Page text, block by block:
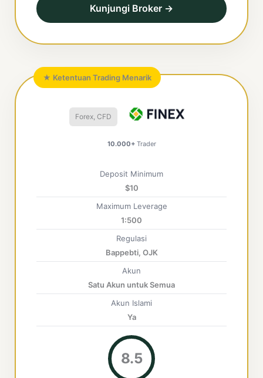
Kunjungi Broker →
★ Ketentuan Trading Menarik
Forex, CFD
10.000+Trader
Deposit Minimum
$10
Maximum Leverage
1:500
Regulasi
Bappebti, OJK
Akun
Satu Akun untuk Semua
Akun Islami
Ya
8.5